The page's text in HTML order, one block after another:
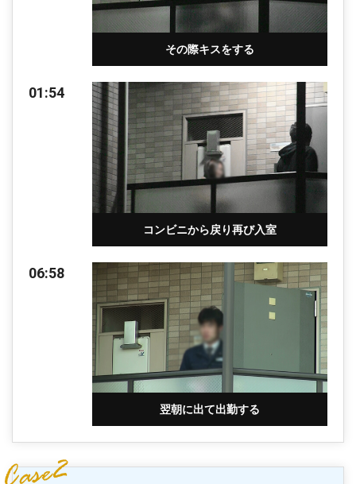
その際キスをする
01:54
コンビニから戻り再び入室
06:58
翌朝に出て出勤する